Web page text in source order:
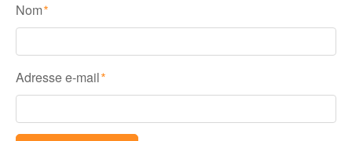
Nom *
Adresse e-mail *